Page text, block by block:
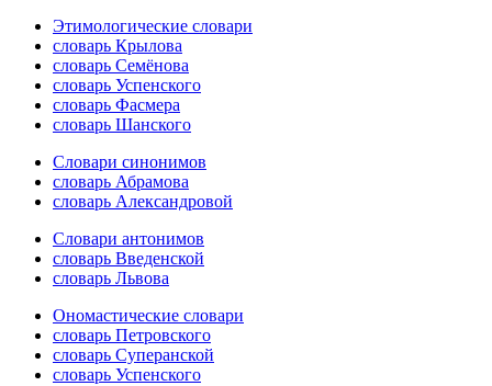
Этимологические словари
словарь Крылова
словарь Семёнова
словарь Успенского
словарь Фасмера
словарь Шанского
Словари синонимов
словарь Абрамова
словарь Александровой
Словари антонимов
словарь Введенской
словарь Львова
Ономастические словари
словарь Петровского
словарь Суперанской
словарь Успенского